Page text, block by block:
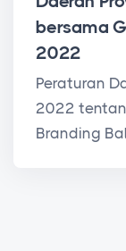
bersama
2022
Peraturan
2022
Branding